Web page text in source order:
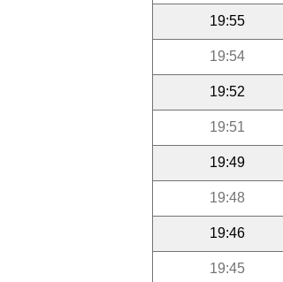
19:55
19:54
19:52
19:51
19:49
19:48
19:46
19:45